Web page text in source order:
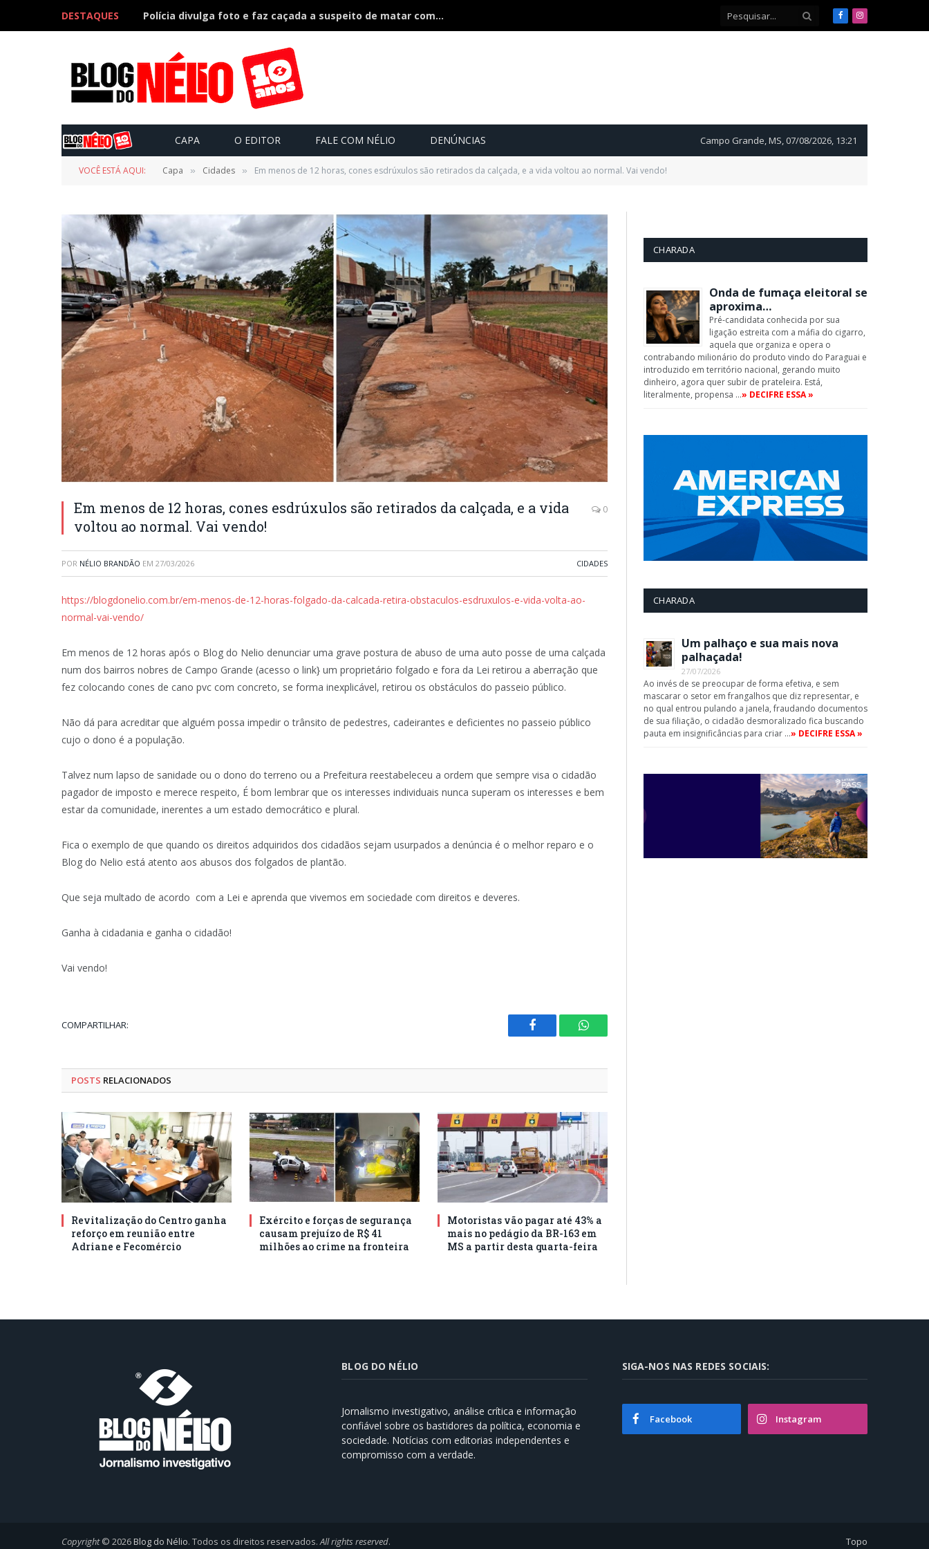
DESTAQUES Polícia divulga foto e faz caçada a suspeito de matar companheira na frente dos filhos FacebookInstagram
CAPA O EDITOR FALE COM NÉLIO DENÚNCIAS Campo Grande, MS, 07/08/2026, 13:21
VOCÊ ESTÁ AQUI: Capa » Cidades » Em menos de 12 horas, cones esdrúxulos são retirados da calçada, e a vida voltou ao normal. Vai vendo!
Em menos de 12 horas, cones esdrúxulos são retirados da calçada, e a vida
voltou ao normal. Vai vendo!
0
POR NÉLIO BRANDÃO EM 27/03/2026 CIDADES
https://blogdonelio.com.br/em-menos-de-12-horas-folgado-da-calcada-retira-obstaculos-esdruxulos-e-vida-volta-ao-
normal-vai-vendo/
Em menos de 12 horas após o Blog do Nelio denunciar uma grave postura de abuso de uma auto posse de uma calçada
num dos bairros nobres de Campo Grande (acesso o link} um proprietário folgado e fora da Lei retirou a aberração que
fez colocando cones de cano pvc com concreto, se forma inexplicável, retirou os obstáculos do passeio público.
Não dá para acreditar que alguém possa impedir o trânsito de pedestres, cadeirantes e deficientes no passeio público
cujo o dono é a população.
Talvez num lapso de sanidade ou o dono do terreno ou a Prefeitura reestabeleceu a ordem que sempre visa o cidadão
pagador de imposto e merece respeito, É bom lembrar que os interesses individuais nunca superam os interesses e bem
estar da comunidade, inerentes a um estado democrático e plural.
Fica o exemplo de que quando os direitos adquiridos dos cidadãos sejam usurpados a denúncia é o melhor reparo e o
Blog do Nelio está atento aos abusos dos folgados de plantão.
Que seja multado de acordo com a Lei e aprenda que vivemos em sociedade com direitos e deveres.
Ganha à cidadania e ganha o cidadão!
Vai vendo!
COMPARTILHAR:
Facebook WhatsApp
POSTS RELACIONADOS
Revitalização do Centro ganha
reforço em reunião entre
Adriane e Fecomércio
Exército e forças de segurança
causam prejuízo de R$ 41
milhões ao crime na fronteira
Motoristas vão pagar até 43% a
mais no pedágio da BR-163 em
MS a partir desta quarta-feira
CHARADA
Onda de fumaça eleitoral se
aproxima…
Pré-candidata conhecida por sua
ligação estreita com a máfia do cigarro,
aquela que organiza e opera o
contrabando milionário do produto vindo do Paraguai e
introduzido em território nacional, gerando muito
dinheiro, agora quer subir de prateleira. Está,
literalmente, propensa …» DECIFRE ESSA »
CHARADA
Um palhaço e sua mais nova
palhaçada!
27/07/2026
Ao invés de se preocupar de forma efetiva, e sem
mascarar o setor em frangalhos que diz representar, e
no qual entrou pulando a janela, fraudando documentos
de sua filiação, o cidadão desmoralizado fica buscando
pauta em insignificâncias para criar …» DECIFRE ESSA »
BLOG DO NÉLIO
Jornalismo investigativo, análise crítica e informação
confiável sobre os bastidores da política, economia e
sociedade. Notícias com editorias independentes e
compromisso com a verdade.
SIGA-NOS NAS REDES SOCIAIS:
Facebook Instagram
Copyright© 2026Blog do Nélio. Todos os direitos reservados.All rights reserved. Topo